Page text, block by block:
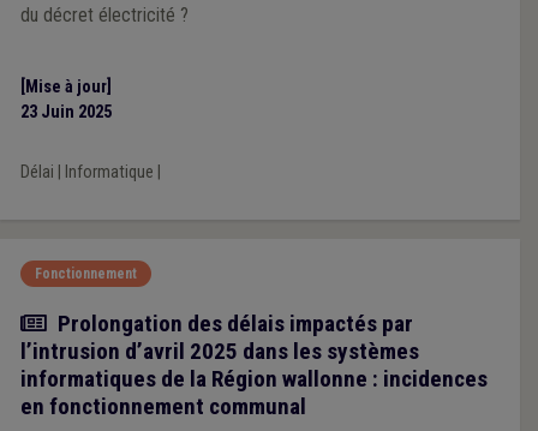
du décret électricité ?
[Mise à jour]
23 Juin 2025
Délai Informatique
Fonctionnement
Actualité
Prolongation des délais impactés par
l’intrusion d’avril 2025 dans les systèmes
informatiques de la Région wallonne : incidences
en fonctionnement communal